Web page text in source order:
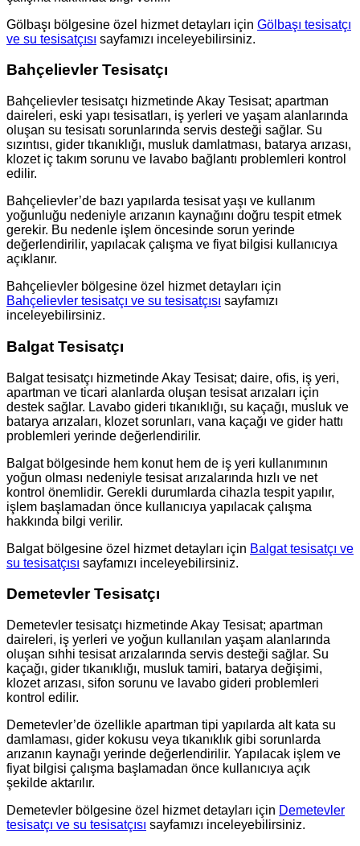
Gölbaşı bölgesine özel hizmet detayları için Gölbaşı tesisatçı
ve su tesisatçısı sayfamızı inceleyebilirsiniz.
Bahçelievler Tesisatçı
Bahçelievler tesisatçı hizmetinde Akay Tesisat; apartman
daireleri, eski yapı tesisatları, iş yerleri ve yaşam alanlarında
oluşan su tesisatı sorunlarında servis desteği sağlar. Su
sızıntısı, gider tıkanıklığı, musluk damlatması, batarya arızası,
klozet iç takım sorunu ve lavabo bağlantı problemleri kontrol
edilir.
Bahçelievler’de bazı yapılarda tesisat yaşı ve kullanım
yoğunluğu nedeniyle arızanın kaynağını doğru tespit etmek
gerekir. Bu nedenle işlem öncesinde sorun yerinde
değerlendirilir, yapılacak çalışma ve fiyat bilgisi kullanıcıya
açıklanır.
Bahçelievler bölgesine özel hizmet detayları için
Bahçelievler tesisatçı ve su tesisatçısı sayfamızı
inceleyebilirsiniz.
Balgat Tesisatçı
Balgat tesisatçı hizmetinde Akay Tesisat; daire, ofis, iş yeri,
apartman ve ticari alanlarda oluşan tesisat arızaları için
destek sağlar. Lavabo gideri tıkanıklığı, su kaçağı, musluk ve
batarya arızaları, klozet sorunları, vana kaçağı ve gider hattı
problemleri yerinde değerlendirilir.
Balgat bölgesinde hem konut hem de iş yeri kullanımının
yoğun olması nedeniyle tesisat arızalarında hızlı ve net
kontrol önemlidir. Gerekli durumlarda cihazla tespit yapılır,
işlem başlamadan önce kullanıcıya yapılacak çalışma
hakkında bilgi verilir.
Balgat bölgesine özel hizmet detayları için Balgat tesisatçı ve
su tesisatçısı sayfamızı inceleyebilirsiniz.
Demetevler Tesisatçı
Demetevler tesisatçı hizmetinde Akay Tesisat; apartman
daireleri, iş yerleri ve yoğun kullanılan yaşam alanlarında
oluşan sıhhi tesisat arızalarında servis desteği sağlar. Su
kaçağı, gider tıkanıklığı, musluk tamiri, batarya değişimi,
klozet arızası, sifon sorunu ve lavabo gideri problemleri
kontrol edilir.
Demetevler’de özellikle apartman tipi yapılarda alt kata su
damlaması, gider kokusu veya tıkanıklık gibi sorunlarda
arızanın kaynağı yerinde değerlendirilir. Yapılacak işlem ve
fiyat bilgisi çalışma başlamadan önce kullanıcıya açık
şekilde aktarılır.
Demetevler bölgesine özel hizmet detayları için Demetevler
tesisatçı ve su tesisatçısı sayfamızı inceleyebilirsiniz.